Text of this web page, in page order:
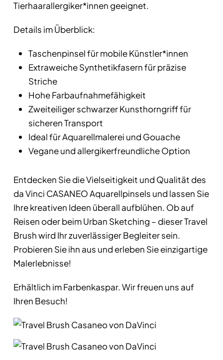
Tierhaarallergiker*innen geeignet.
Details im Überblick:
Taschenpinsel für mobile Künstler*innen
Extraweiche Synthetikfasern für präzise
Striche
Hohe Farbaufnahmefähigkeit
Zweiteiliger schwarzer Kunsthorngriff für
sicheren Transport
Ideal für Aquarellmalerei und Gouache
Vegane und allergikerfreundliche Option
Entdecken Sie die Vielseitigkeit und Qualität des
da Vinci CASANEO Aquarellpinsels und lassen Sie
Ihre kreativen Ideen überall aufblühen. Ob auf
Reisen oder beim Urban Sketching – dieser Travel
Brush wird Ihr zuverlässiger Begleiter sein.
Probieren Sie ihn aus und erleben Sie einzigartige
Malerlebnisse!
Erhältlich im Farbenkaspar. Wir freuen uns auf
Ihren Besuch!